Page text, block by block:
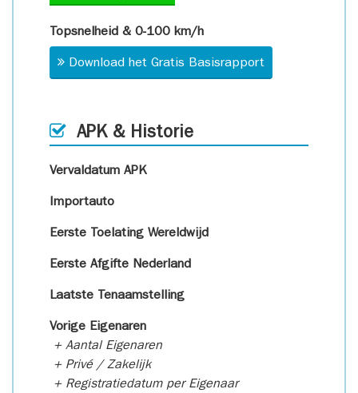
Topsnelheid & 0-100 km/h
Download het Gratis Basisrapport
APK & Historie
Vervaldatum APK
Importauto
Eerste Toelating Wereldwijd
Eerste Afgifte Nederland
Laatste Tenaamstelling
Vorige Eigenaren
+ Aantal Eigenaren
+ Privé / Zakelijk
+ Registratiedatum per Eigenaar